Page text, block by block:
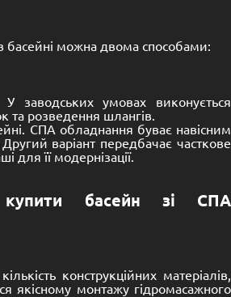
басейні можна двома способами:
заводських умовах виконується
та розведення шлангів.
СПА обладнання буває навісним
варіант передбачає часткове
для її модернізації.
басейн зі СПА
конструкційних матеріалів,
якісному монтажу гідромасажного